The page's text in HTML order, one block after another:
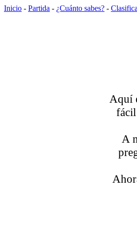
Inicio - Partida - ¿Cuánto sabes? -
Aquí
fácil
A